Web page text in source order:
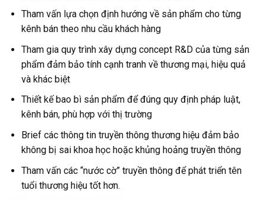
Tham vấn lựa chọn định hướng về sản phẩm cho từng
kênh bán theo nhu cầu khách hàng
Tham gia quy trình xây dựng concept R&D của từng sản
phẩm đảm bảo tính cạnh tranh về thương mại, hiệu quả
và khác biệt
Thiết kế bao bì sản phẩm để đúng quy định pháp luật,
kênh bán, phù hợp với thị trường
Brief các thông tin truyền thông thương hiệu đảm bảo
không bị sai khoa học hoặc khủng hoảng truyền thông
Tham vấn các “nước cờ” truyền thông để phát triển tên
tuổi thương hiệu tốt hơn.